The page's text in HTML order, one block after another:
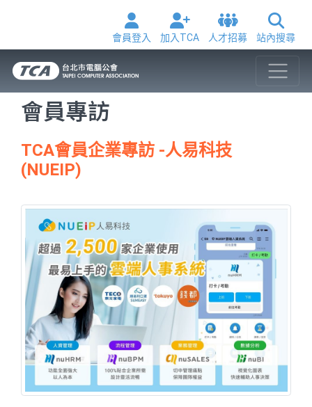
會員登入 加入TCA 人才招募 站內搜尋
會員專訪
TCA會員企業專訪 -人易科技
(NUEIP)